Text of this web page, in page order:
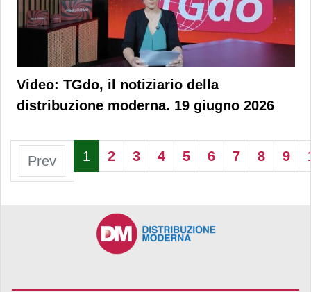
Video: TGdo, il notiziario della
distribuzione moderna. 19 giugno 2026
Prev 1 2 3 4 5 6 7 8 9